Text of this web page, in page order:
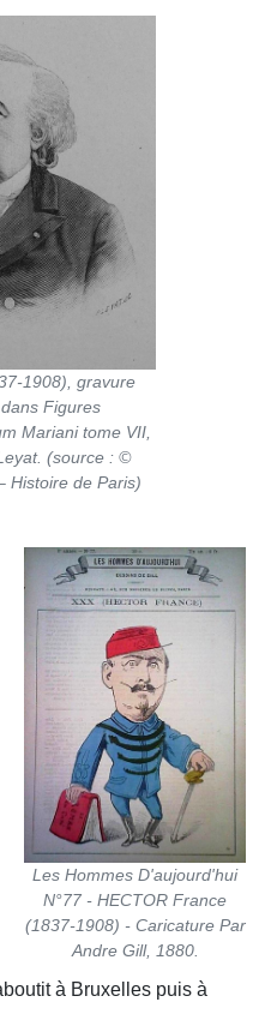
1908), gravure
Figures
Mariani tome VII,
(source : ©
Histoire de Paris)
Les Hommes D'aujourd'hui
N°77 - HECTOR France
(1837-1908) - Caricature Par
Andre Gill, 1880.
à Bruxelles puis à